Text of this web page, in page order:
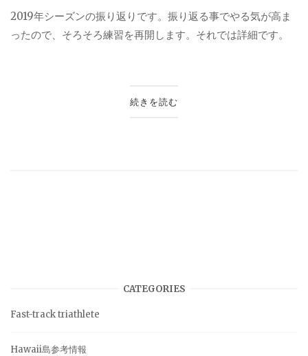
2019年シーズンの振り返りです。振り返る事でやる気が高ま
ったので、そろそろ練習を再開します。それでは詳細です。
続きを読む
CATEGORIES
Fast-track triathlete
Hawaii島参考情報